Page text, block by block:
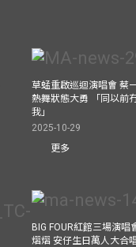
草蜢重啟巡迴演唱會 蔡
熱舞狀態大勇 「同以前
我」
2025-10-29
更多
BIG FOUR紅館三場演
熠熠 安仔生日萬人大合